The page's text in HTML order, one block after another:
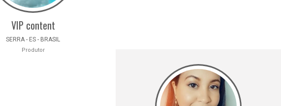
VIP content
SERRA - ES - BRASIL
Produtor